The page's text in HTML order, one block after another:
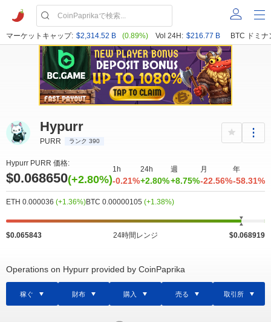
マーケットキャップ: $2,314.52 B (0.89%) Vol 24H: $216.77 B BTC ドミナ
Hypurr
PURR ランク 390
Hypurr PURR 価格:
$0.068650(+2.80%)
1h
-0.21%
24h
+2.80%
週
+8.75%
月
-22.56%
年
-58.31%
ETH 0.000036 (+1.36%)BTC 0.00000105 (+1.38%)
$0.065843 24時間レンジ $0.068919
Operations on Hypurr provided by CoinPaprika
稼ぐ 財布 購入 売る 取引所